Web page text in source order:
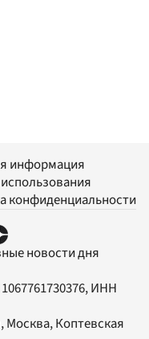
информация
конфиденциальности
новости дня
ИНН
Москва, Коптевская